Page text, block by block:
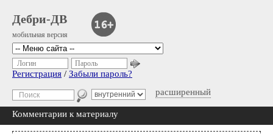
Дебри-ДВ
мобильная версия
расширенный
Логин Пароль
Регистрация / Забыли пароль?
Комментарии к материалу